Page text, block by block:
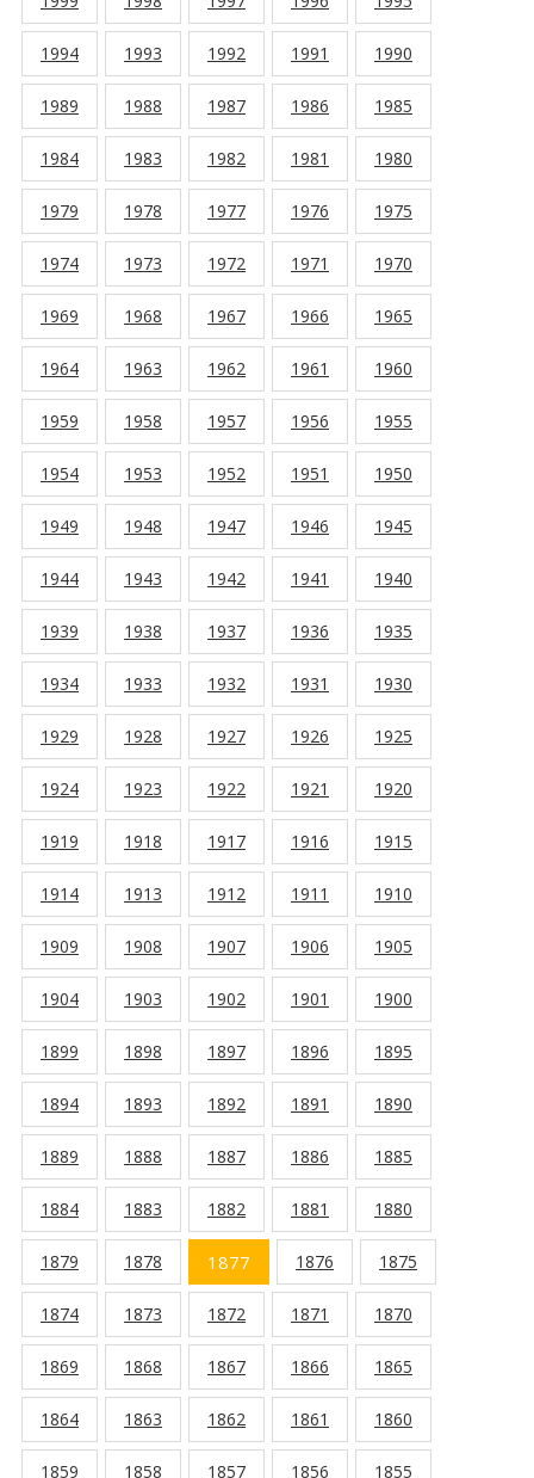
1994 1993 1992 1991 1990
1989 1988 1987 1986 1985
1984 1983 1982 1981 1980
1979 1978 1977 1976 1975
1974 1973 1972 1971 1970
1969 1968 1967 1966 1965
1964 1963 1962 1961 1960
1959 1958 1957 1956 1955
1954 1953 1952 1951 1950
1949 1948 1947 1946 1945
1944 1943 1942 1941 1940
1939 1938 1937 1936 1935
1934 1933 1932 1931 1930
1929 1928 1927 1926 1925
1924 1923 1922 1921 1920
1919 1918 1917 1916 1915
1914 1913 1912 1911 1910
1909 1908 1907 1906 1905
1904 1903 1902 1901 1900
1899 1898 1897 1896 1895
1894 1893 1892 1891 1890
1889 1888 1887 1886 1885
1884 1883 1882 1881 1880
1879 1878 1877 1876 1875
1874 1873 1872 1871 1870
1869 1868 1867 1866 1865
1864 1863 1862 1861 1860
1859 1858 1857 1856 1855